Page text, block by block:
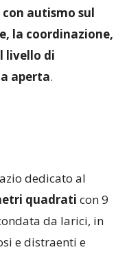
autismo sul
la coordinazione,
livello di
aperta.
dedicato al
quadrati con 9
da larici, in
e distraenti e